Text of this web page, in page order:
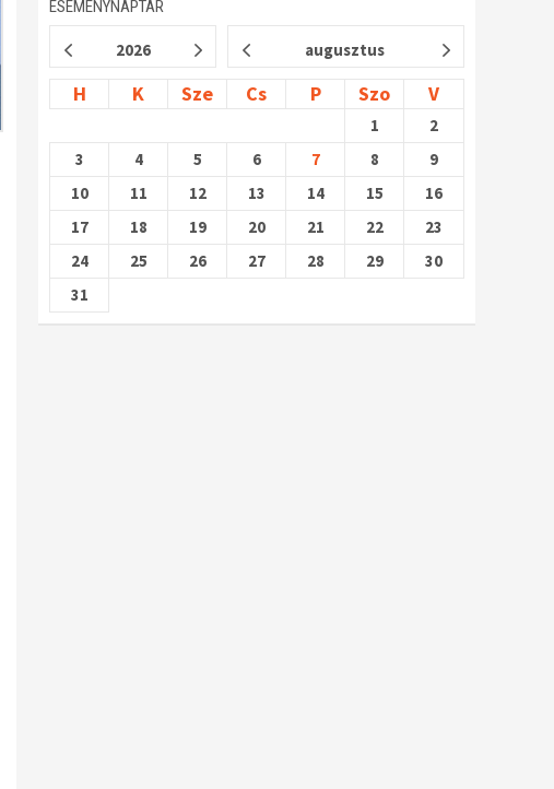
ESEMÉNYNAPTÁR
2026 augusztus
H K Sze Cs P Szo V
1
2
3
4 5 6 7 8
9
10
11 12 13 14 15
16
17
18 19 20 21 22
23
24
25 26 27 28 29
30
31